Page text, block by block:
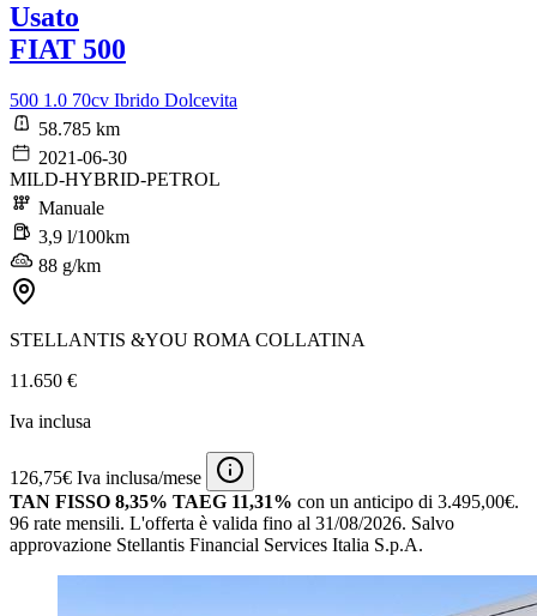
Usato
FIAT 500
500 1.0 70cv Ibrido Dolcevita
58.785 km
2021-06-30
MILD-HYBRID-PETROL
Manuale
3,9 l/100km
88 g/km
STELLANTIS &YOU ROMA COLLATINA
11.650 €
Iva inclusa
126,75€ Iva inclusa/mese
TAN FISSO 8,35% TAEG 11,31% con un anticipo di 3.495,00€.
96 rate mensili. L'offerta è valida fino al 31/08/2026. Salvo
approvazione Stellantis Financial Services Italia S.p.A.